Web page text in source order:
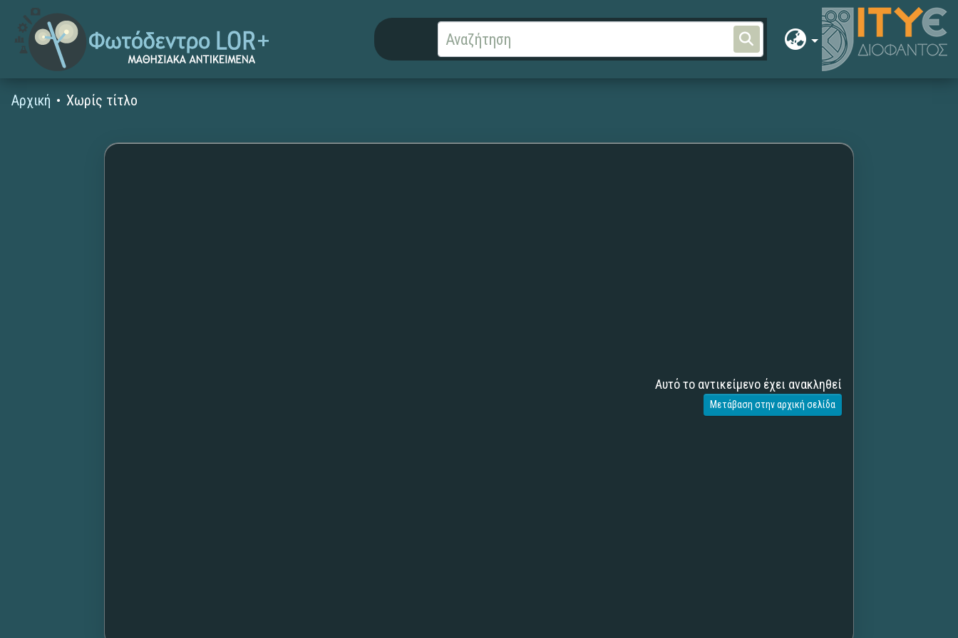
Αρχική Χωρίς τίτλο
Αυτό το αντικείμενο έχει ανακληθεί
Μετάβαση στην αρχική σελίδα